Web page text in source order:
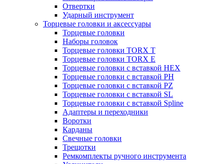
Отвертки
Ударный инструмент
Торцевые головки и аксессуары
Торцевые головки
Наборы головок
Торцевые головки TORX T
Торцевые головки TORX Е
Торцевые головки с вставкой HEX
Торцевые головки с вставкой PH
Торцевые головки с вставкой PZ
Торцевые головки с вставкой SL
Торцевые головки с вставкой Spline
Адаптеры и переходники
Воротки
Карданы
Свечные головки
Трещотки
Ремкомплекты ручного инструмента